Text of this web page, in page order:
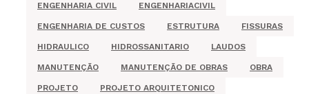
ENGENHARIA CIVIL ENGENHARIACIVIL
ENGENHARIA DE CUSTOS ESTRUTURA FISSURAS
HIDRAULICO HIDROSSANITARIO LAUDOS
MANUTENÇÃO MANUTENÇÃO DE OBRAS OBRA
PROJETO PROJETO ARQUITETONICO